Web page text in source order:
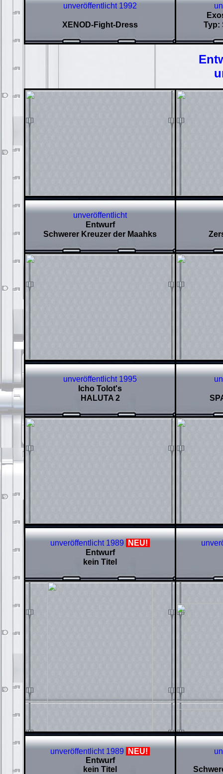
unveröffentlicht 1992
XENOD-Fight-Dress
Typ:
unveröffentlicht
Entwurf
Schwerer Kreuzer der Maahks
unveröffentlicht 1995
Icho Tolot's
HALUTA 2
unveröffentlicht 1989
NEU!
Entwurf
kein Titel
unveröffentlicht 1989
NEU!
Entwurf
kein Titel